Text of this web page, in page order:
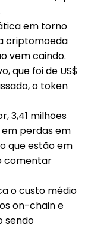
em torno
criptomoeda
vem caindo.
que foi de US$
o token
3,41 milhões
perdas em
que estão em
comentar
o custo médio
on-chain e
sendo